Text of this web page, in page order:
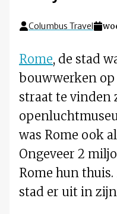
Columbus Travel
Rome, de stad
bouwwerken op
straat te vinden
was Rome ook
Ongeveer 2
Rome hun
stad er uit in